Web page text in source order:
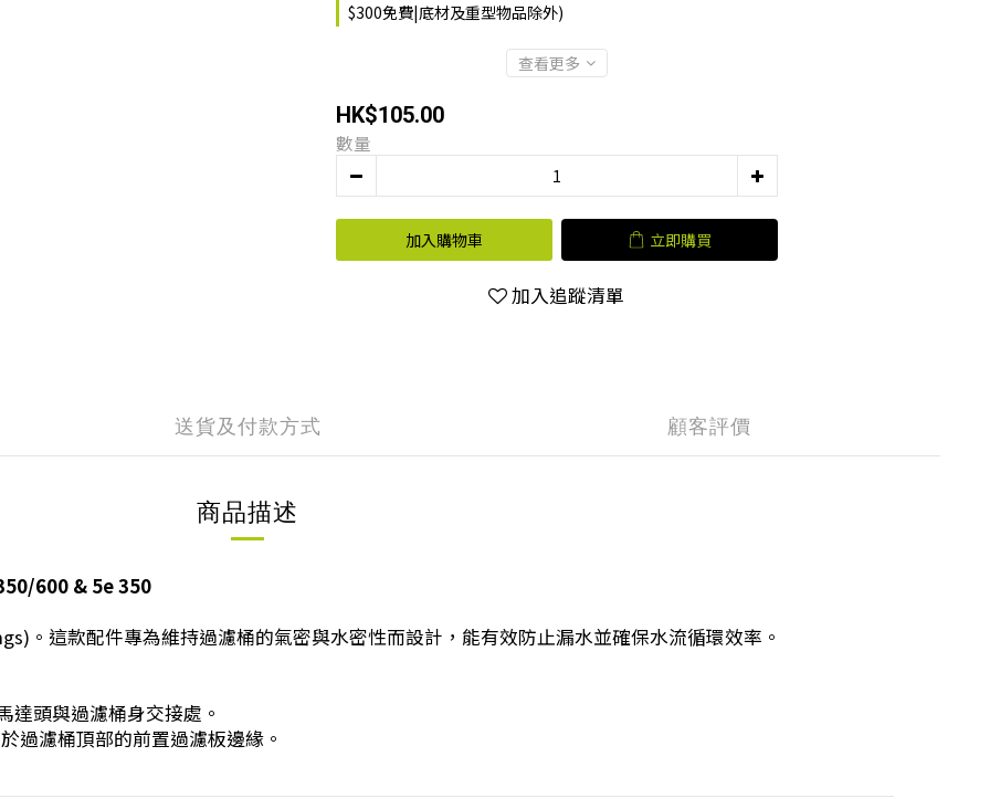
$300免費|底材及重型物品除外)
查看更多
HK$105.00
數量
加入購物車 立即購買
加入追蹤清單
送貨及付款方式 顧客評價
商品描述
600 & 5e 350
。這款配件專為維持過濾桶的氣密與水密性而設計，能有效防止漏水並確保水流循環效率。
頭與過濾桶身交接處。
濾桶頂部的前置過濾板邊緣。